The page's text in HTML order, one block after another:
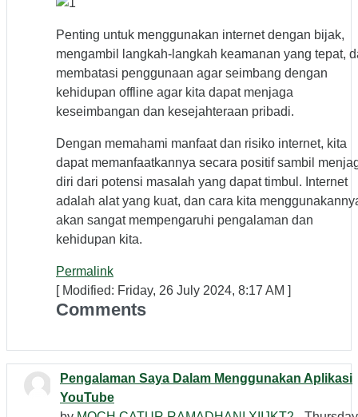
Penting untuk menggunakan internet dengan bijak,
mengambil langkah-langkah keamanan yang tepat,
membatasi penggunaan agar seimbang dengan
kehidupan offline agar kita dapat menjaga
keseimbangan dan kesejahteraan pribadi.
Dengan memahami manfaat dan risiko internet, kita
dapat memanfaatkannya secara positif sambil
diri dari potensi masalah yang dapat timbul. Internet
adalah alat yang kuat, dan cara kita
akan sangat mempengaruhi pengalaman dan
kehidupan kita.
Permalink
[ Modified: Friday, 26 July 2024, 8:17 AM ]
Comments
Pengalaman Saya Dalam Menggunakan Aplikasi
YouTube